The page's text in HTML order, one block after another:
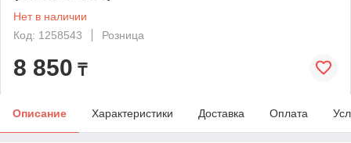
Нет в наличии
Код: 1258543
Розница
8 850 ₸
Описание Характеристики Доставка Оплата